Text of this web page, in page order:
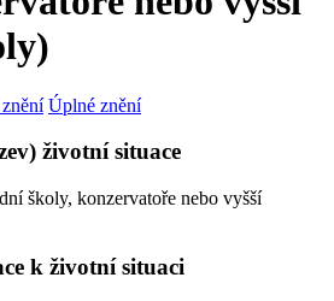
Úplné znění
životní situace
školy, konzervatoře nebo vyšší
k životní situaci